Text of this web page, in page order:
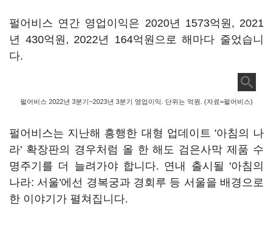
펄어비스 연간 영업이익은 2020년 1573억원, 2021
년 430억원, 2022년 164억원으로 해마다 줄었습니
다.
펄어비스 2022년 3분기~2023년 3분기 영업이익. 단위는 억원. (자료=펄어비스)
펄어비스는 지난해 흥행한 대형 업데이트 '아침의 나
라' 확장판의 경우처럼 올 한 해도 검은사막 제품 수
명주기를 더 늘려가야 합니다. 연내 출시될 '아침의
나라: 서울'에선 경복궁과 경회루 등 서울을 배경으로
한 이야기가 펼쳐집니다.